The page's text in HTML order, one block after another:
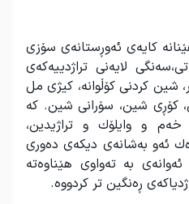
كایەی ئەوڕستانەی سۆزی
لایەنی تراژدییەكەی
شین كردنی كۆڵوانە، كیژی مل
كۆڕی شین، سۆرانی شین. كە
و وایلۆك و تراژیدین،
ئەو بەشانەی دیكەی دەوری
بە تەواوی هێناوەتە
ڕەنگین تر كردووە.